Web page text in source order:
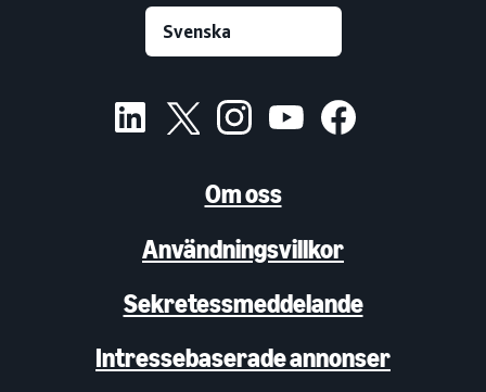
Om oss
Användningsvillkor
Sekretessmeddelande
Intressebaserade annonser